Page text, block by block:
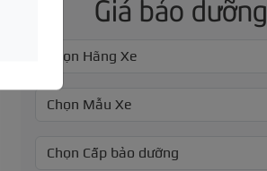
Giá bảo dưỡng